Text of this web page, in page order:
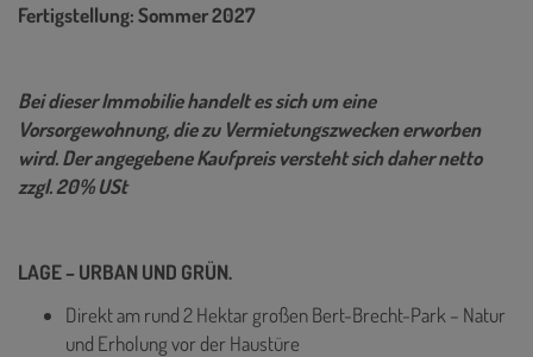
Fertigstellung: Sommer 2027
Bei dieser Immobilie handelt es sich um eine
Vorsorgewohnung, die zu Vermietungszwecken erworben
wird. Der angegebene Kaufpreis versteht sich daher netto
zzgl. 20% USt
LAGE – URBAN UND GRÜN.
Direkt am rund 2 Hektar großen Bert-Brecht-Park – Natur
und Erholung vor der Haustüre